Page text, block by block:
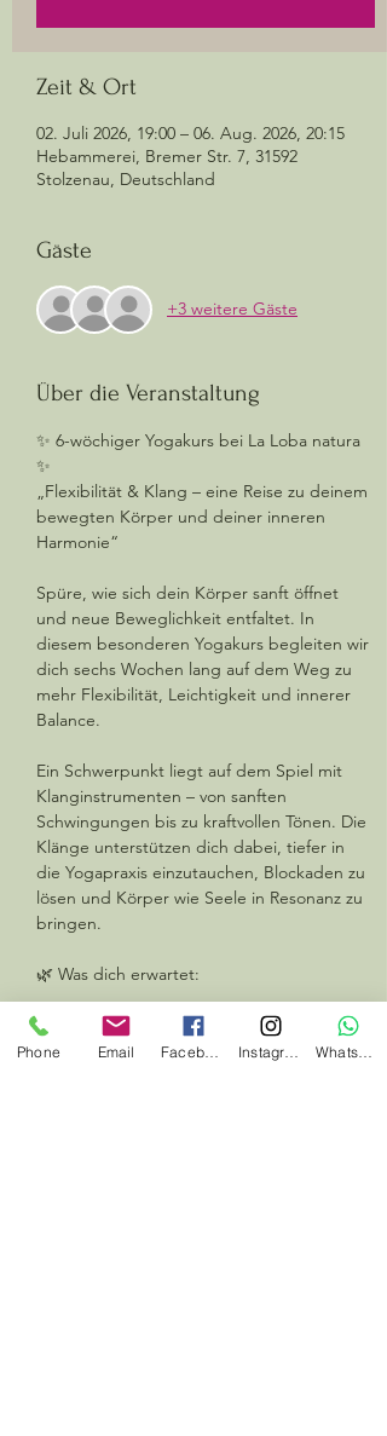
Zeit & Ort
02. Juli 2026, 19:00 – 06. Aug. 2026, 20:15
Hebammerei, Bremer Str. 7, 31592
Stolzenau, Deutschland
Gäste
+3 weitere Gäste
Über die Veranstaltung
✨ 6-wöchiger Yogakurs bei La Loba natura
✨
„Flexibilität & Klang – eine Reise zu deinem
bewegten Körper und deiner inneren
Harmonie“
Spüre, wie sich dein Körper sanft öffnet
und neue Beweglichkeit entfaltet. In
diesem besonderen Yogakurs begleiten wir
dich sechs Wochen lang auf dem Weg zu
mehr Flexibilität, Leichtigkeit und innerer
Balance.
Ein Schwerpunkt liegt auf dem Spiel mit
Klanginstrumenten – von sanften
Schwingungen bis zu kraftvollen Tönen. Die
Klänge unterstützen dich dabei, tiefer in
die Yogapraxis einzutauchen, Blockaden zu
lösen und Körper wie Seele in Resonanz zu
bringen.
🌿 Was dich erwartet:
wohltuende Yogasequenzen für
Beweglichkeit & Geschmeidigkeit
Phone Email